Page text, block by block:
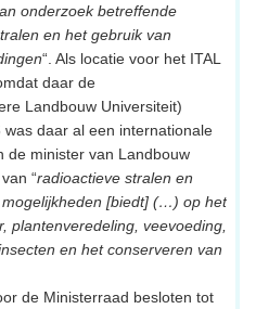
onderzoek betreffende
en het gebruik van
“. Als locatie voor het ITAL
daar de
Landbouw Universiteit)
was daar al een internationale
de minister van Landbouw
“radioactieve stralen en
[biedt] (…) op het
plantenveredeling, veevoeding,
en het conserveren van
de Ministerraad besloten tot